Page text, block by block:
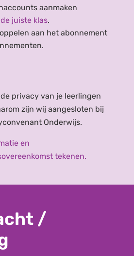
aanmaken
juiste klas.
aan het abonnement
privacy van je leerlingen
zijn wij aangesloten bij
Onderwijs.
en
tekenen.
/